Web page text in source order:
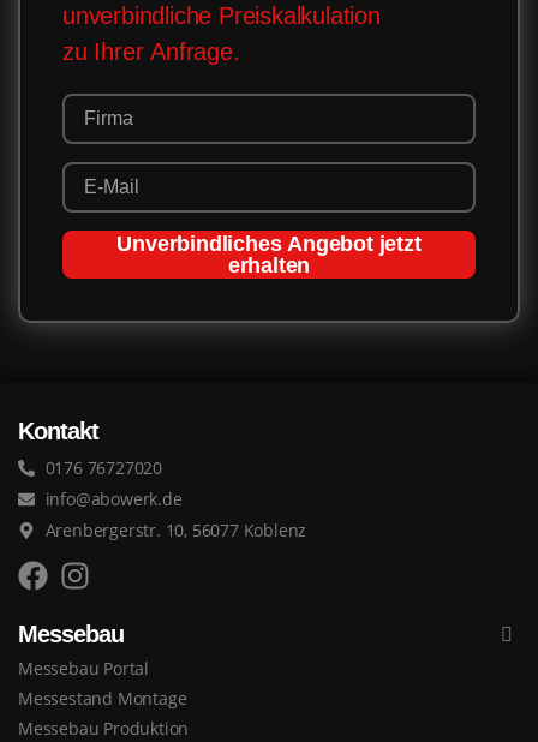
unverbindliche Preiskalkulation
zu Ihrer Anfrage.
Unverbindliches Angebot jetzt
erhalten
Kontakt
0176 76727020
info@abowerk.de
Arenbergerstr. 10, 56077 Koblenz
Messebau
Messebau Portal
Messestand Montage
Messebau Produktion